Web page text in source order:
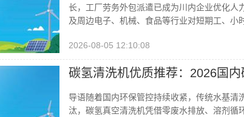
长，工厂劳务外包派遣已成为川内企业优化
及周边电子、机械、食品等行业对短期工、小
2026-08-05 12:10:08
碳氢清洗机优质推荐：2026国
导语随着国内环保管控持续收紧，传统水基
汰，碳氢真空清洗机凭借零废水排放、溶剂